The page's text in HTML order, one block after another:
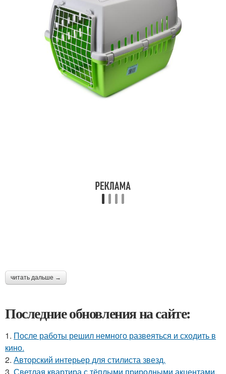
читать дальше →
Последние обновления на сайте:
1. После работы решил немного развеяться и сходить в
кино.
2. Авторский интерьер для стилиста звезд.